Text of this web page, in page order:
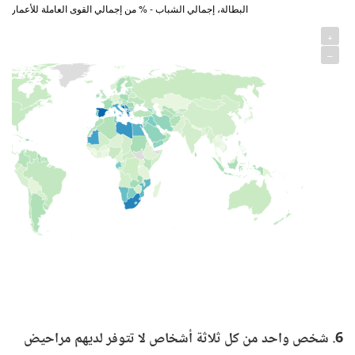
6. شخص واحد من كل ثلاثة أشخاص لا تتوفر لديهم مراحيض